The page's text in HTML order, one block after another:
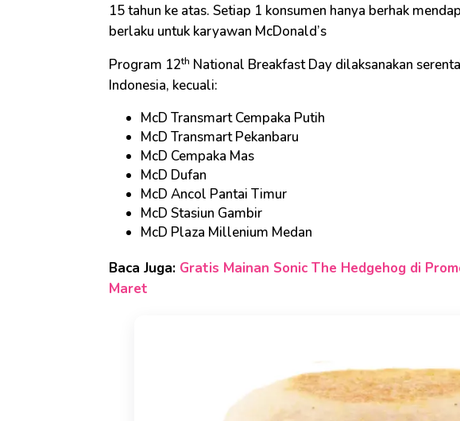
15 tahun ke atas. Setiap 1 konsumen hanya berhak
berlaku untuk karyawan McDonald’s
Program 12th National Breakfast Day dilaksanakan
Indonesia, kecuali:
McD Transmart Cempaka Putih
McD Transmart Pekanbaru
McD Cempaka Mas
McD Dufan
McD Ancol Pantai Timur
McD Stasiun Gambir
McD Plaza Millenium Medan
Baca Juga: Gratis Mainan Sonic The Hedgehog di
Maret